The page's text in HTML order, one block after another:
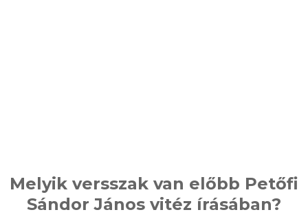
Melyik versszak van előbb Petőfi
Sándor János vitéz írásában?